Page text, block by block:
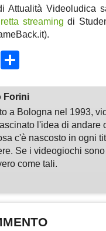
Attualità Videoludica
streaming di
WhatsApp
Forini
a Bologna nel 1993,
l'idea di andare
c'è nascosto in ogni
Se i videogiochi
come tali.